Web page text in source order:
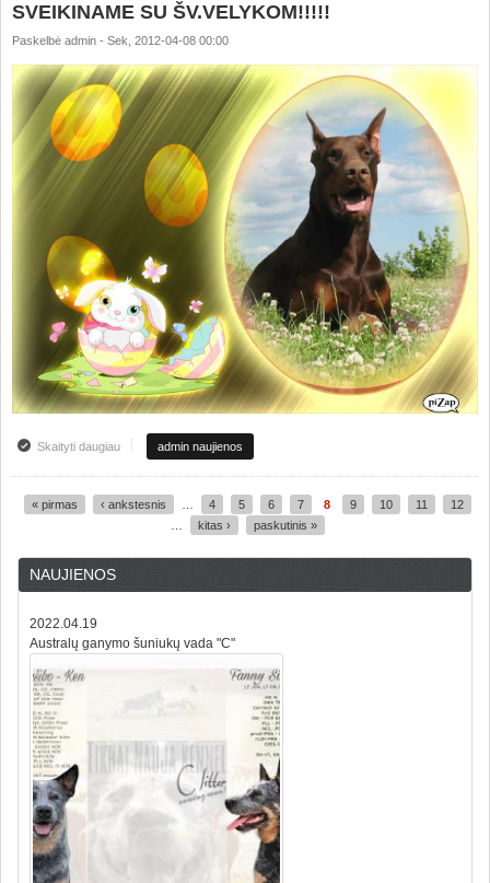
SVEIKINAME SU ŠV.VELYKOM!!!!!
Paskelbė admin - Sek, 2012-04-08 00:00
Skaityti daugiauapie SVEIKINAME SU ŠV.VELYKOM!!!!!
admin naujienos
« pirmas ‹ ankstesnis 4 5 6 7 8 9 10 11
12
kitas › paskutinis »
NAUJIENOS
2022.04.19
Australų ganymo šuniukų vada "C"